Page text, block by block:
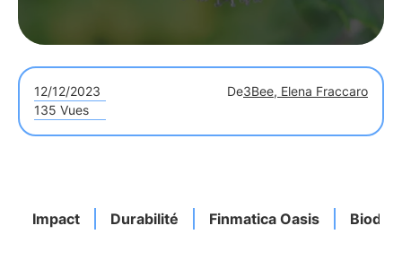
12/12/2023 De3Bee, Elena Fraccaro
135 Vues
Impact Durabilité Finmatica Oasis